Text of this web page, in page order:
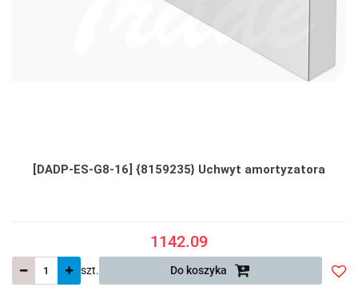
[DADP-ES-G8-16] {8159235} Uchwyt amortyzatora
1142.09
szt. Do koszyka